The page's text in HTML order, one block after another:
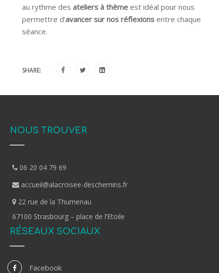
au rythme des ateliers à thème est idéal pour nous
permettre d’avancer sur nos réflexions entre chaque
séance.
SHARE:
NOUS TROUVER
06 20 04 79 69
accueil@alacroisee-deschemins.fr
22 rue de la Thumenau
67100 Strasbourg – place de l’Etoile
RÉSEAUX SOCIAUX
Facebook